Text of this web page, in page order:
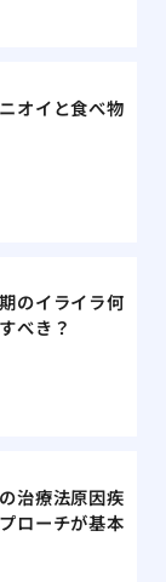
オイと食べ物
のイライラ何
べき？
治療法原因疾
ローチが基本